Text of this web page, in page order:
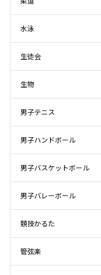
水泳
生徒会
生物
男子テニス
男子ハンドボール
男子バスケットボール
男子バレーボール
競技かるた
管弦楽